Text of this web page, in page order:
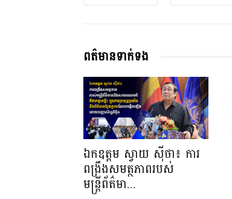
ពត៌មានទាក់ទង
ឯកឧត្តម ស្វាយ ស៊ីថា៖ ការ
ពង្រឹងសមត្ថភាពរបស់
មន្ត្រីព័ត៌មា...